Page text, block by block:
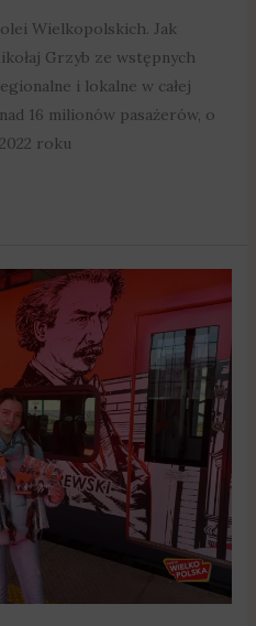
Wielkopolskich. Jak
Grzyb ze wstępnych
i lokalne w całej
16 milionów pasażerów, o
roku